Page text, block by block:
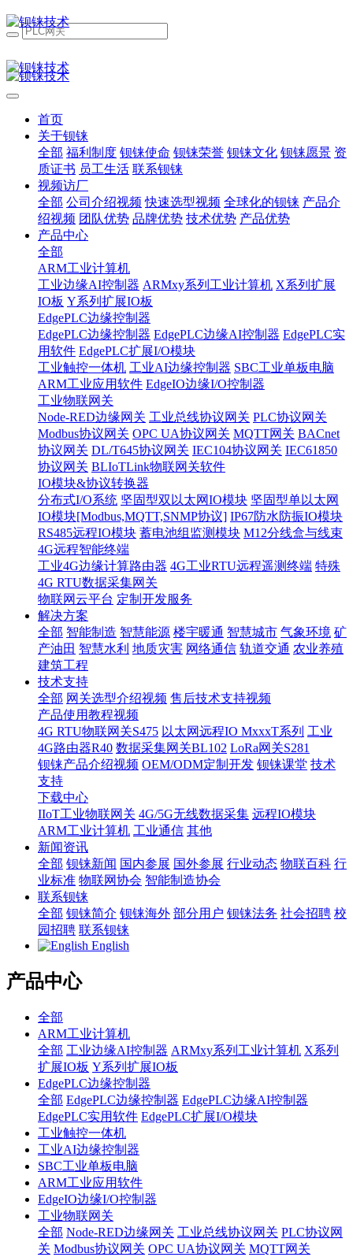
首页
关于钡铼
全部 福利制度 钡铼使命 钡铼荣誉 钡铼文化 钡铼愿景 资
质证书 员工生活 联系钡铼
视频访厂
全部 公司介绍视频 快速选型视频 全球化的钡铼 产品介
绍视频 团队优势 品牌优势 技术优势 产品优势
产品中心
全部
ARM工业计算机
工业边缘AI控制器 ARMxy系列工业计算机 X系列扩展
IO板 Y系列扩展IO板
EdgePLC边缘控制器
EdgePLC边缘控制器 EdgePLC边缘AI控制器 EdgePLC实
用软件 EdgePLC扩展I/O模块
工业触控一体机 工业AI边缘控制器 SBC工业单板电脑
ARM工业应用软件 EdgeIO边缘I/O控制器
工业物联网关
Node-RED边缘网关 工业总线协议网关 PLC协议网关
Modbus协议网关 OPC UA协议网关 MQTT网关 BACnet
协议网关 DL/T645协议网关 IEC104协议网关 IEC61850
协议网关 BLIoTLink物联网关软件
IO模块&协议转换器
分布式I/O系统 坚固型双以太网IO模块 坚固型单以太网
IO模块[Modbus,MQTT,SNMP协议] IP67防水防振IO模块
RS485远程IO模块 蓄电池组监测模块 M12分线盒与线束
4G远程智能终端
工业4G边缘计算路由器 4G工业RTU远程遥测终端 特殊
4G RTU数据采集网关
物联网云平台 定制开发服务
解决方案
全部 智能制造 智慧能源 楼宇暖通 智慧城市 气象环境 矿
产油田 智慧水利 地质灾害 网络通信 轨道交通 农业养殖
建筑工程
技术支持
全部 网关选型介绍视频 售后技术支持视频
产品使用教程视频
4G RTU物联网关S475 以太网远程IO MxxxT系列 工业
4G路由器R40 数据采集网关BL102 LoRa网关S281
钡铼产品介绍视频 OEM/ODM定制开发 钡铼课堂 技术
支持
下载中心
IIoT工业物联网关 4G/5G无线数据采集 远程IO模块
ARM工业计算机 工业通信 其他
新闻资讯
全部 钡铼新闻 国内参展 国外参展 行业动态 物联百科 行
业标准 物联网协会 智能制造协会
联系钡铼
全部 钡铼简介 钡铼海外 部分用户 钡铼法务 社会招聘 校
园招聘 联系钡铼
English
产品中心
全部
ARM工业计算机
全部 工业边缘AI控制器 ARMxy系列工业计算机 X系列
扩展IO板 Y系列扩展IO板
EdgePLC边缘控制器
全部 EdgePLC边缘控制器 EdgePLC边缘AI控制器
EdgePLC实用软件 EdgePLC扩展I/O模块
工业触控一体机
工业AI边缘控制器
SBC工业单板电脑
ARM工业应用软件
EdgeIO边缘I/O控制器
工业物联网关
全部 Node-RED边缘网关 工业总线协议网关 PLC协议网
关 Modbus协议网关 OPC UA协议网关 MQTT网关